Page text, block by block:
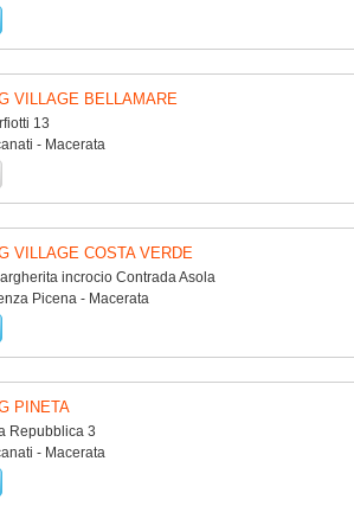
VILLAGE BELLAMARE
13
- Macerata
VILLAGE COSTA VERDE
incrocio Contrada Asola
Picena - Macerata
PINETA
Repubblica 3
- Macerata